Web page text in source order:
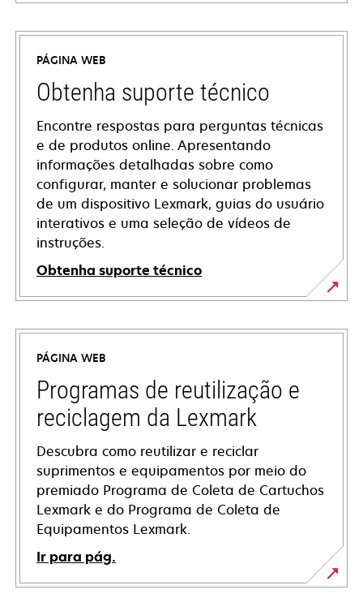
PÁGINA WEB
Obtenha suporte técnico
Encontre respostas para perguntas técnicas
e de produtos online. Apresentando
informações detalhadas sobre como
configurar, manter e solucionar problemas
de um dispositivo Lexmark, guias do usuário
interativos e uma seleção de vídeos de
instruções.
Obtenha suporte técnico
opens
in
new
tab
PÁGINA WEB
Programas de reutilização e
reciclagem da Lexmark
Descubra como reutilizar e reciclar
suprimentos e equipamentos por meio do
premiado Programa de Coleta de Cartuchos
Lexmark e do Programa de Coleta de
Equipamentos Lexmark.
Ir para pág.